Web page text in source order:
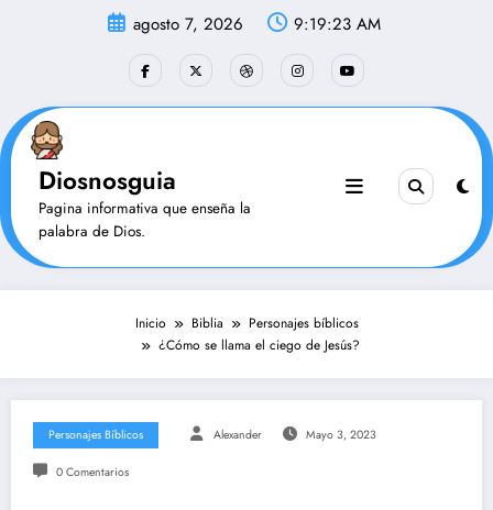
agosto 7, 2026 9:19:24 AM
Diosnosguia
Pagina informativa que enseña la
palabra de Dios.
Inicio Biblia
Personajes bíblicos
¿Cómo se llama el ciego de Jesús?
Personajes Bíblicos Alexander Mayo 3, 2023
0 Comentarios